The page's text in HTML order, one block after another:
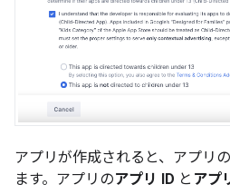
アプリが作成されると、アプリ
ます。アプリのアプリ ID と アプ